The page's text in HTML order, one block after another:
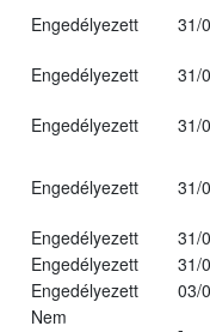
Engedélyezett
31/
Engedélyezett
31/
Engedélyezett
31/
Engedélyezett 31/
Engedélyezett
31/
Engedélyezett
31/
Engedélyezett
03/
Nem